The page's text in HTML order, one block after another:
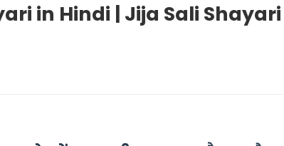
in Hindi | Jija Sali Shayari